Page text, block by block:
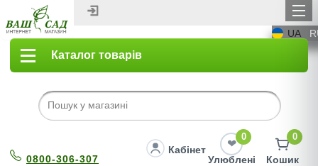
UA
Каталог товарів
0800-306-307
Кабінет
0
Улюблені
0
Кошик